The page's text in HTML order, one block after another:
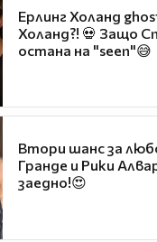
Ерлинг Холанд
Холанд?! 💀 Защо
остана на "seen"😅
Втори шанс за
Гранде и Рики
заедно!😍